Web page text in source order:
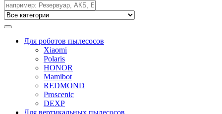
Для роботов пылесосов
Xiaomi
Polaris
HONOR
Mamibot
REDMOND
Proscenic
DEXP
Для вертикальных пылесосов